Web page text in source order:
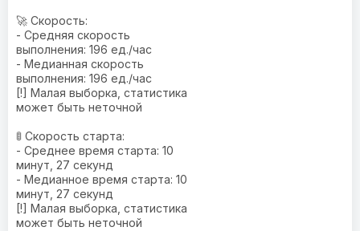
🚀 Скорость:
- Средняя скорость
выполнения: 196 ед./час
- Медианная скорость
выполнения: 196 ед./час
[!] Малая выборка, статистика
может быть неточной
🚦 Скорость старта:
- Среднее время старта: 10
минут, 27 секунд
- Медианное время старта: 10
минут, 27 секунд
[!] Малая выборка, статистика
может быть неточной